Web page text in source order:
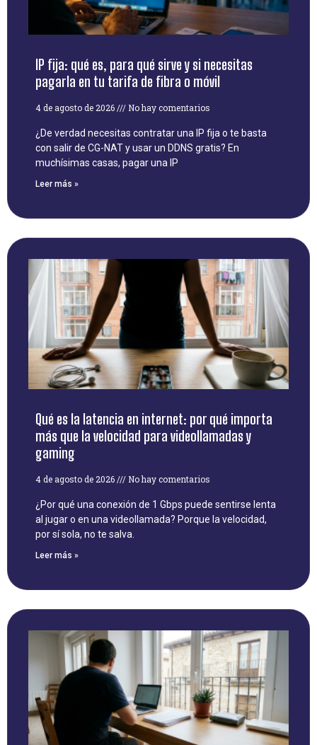
IP fija: qué es, para qué sirve y si necesitas
pagarla en tu tarifa de fibra o móvil
4 de agosto de 2026 No hay comentarios
¿De verdad necesitas contratar una IP fija o te basta
con salir de CG-NAT y usar un DDNS gratis? En
muchísimas casas, pagar una IP
Leer más »
Qué es la latencia en internet: por qué importa
más que la velocidad para videollamadas y
gaming
4 de agosto de 2026 No hay comentarios
¿Por qué una conexión de 1 Gbps puede sentirse lenta
al jugar o en una videollamada? Porque la velocidad,
por sí sola, no te salva.
Leer más »